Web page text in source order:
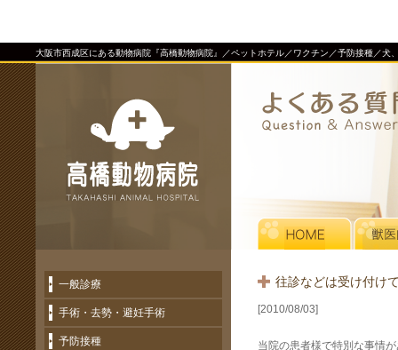
大阪市西成区にある動物病院『高橋動物病院』／ペットホテル／ワクチン／予防接種／犬
往診などは受け付け
[2010/08/03]
当院の患者様で特別な事情
一般診療
手術・去勢・避妊手術
予防接種